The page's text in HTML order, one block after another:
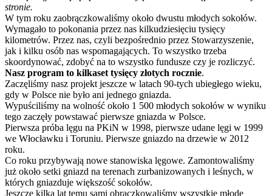
stronie.
W tym roku zaobrączkowaliśmy około dwustu młodych sokołów.
Wymagało to pokonania przez nas kilkudziesięciu tysięcy
kilometrów. Przez nas, czyli bezpośrednio przez Stowarzyszenie,
jak i kilku osób nas wspomagających. To wszystko trzeba
skoordynować, zdobyć na to wszystko fundusze czy je rozliczyć.
Nasz program to kilkaset tysięcy złotych rocznie.
Zaczęliśmy nasz projekt jeszcze w latach 90-tych ubiegłego wieku,
gdy w Polsce nie było ani jednego gniazda.
Wypuściliśmy na wolność około 1 500 młodych sokołów w wyniku
tego zaczęły powstawać pierwsze gniazda w Polsce.
Pierwsza próba lęgu na PKiN w 1998, pierwsze udane lęgi w 1999
we Włocławku i Toruniu. Pierwsze gniazdo na drzewie w 2012
roku.
Co roku przybywają nowe stanowiska lęgowe. Zamontowaliśmy
już około setki gniazd na terenach zurbanizowanych i leśnych, w
których gniazduje większość sokołów.
Jeszcze kilka lat temu sami obrączkowaliśmy wszystkie młode